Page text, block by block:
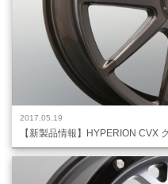
2017.05.19
【新製品情報】HYPERION CVX